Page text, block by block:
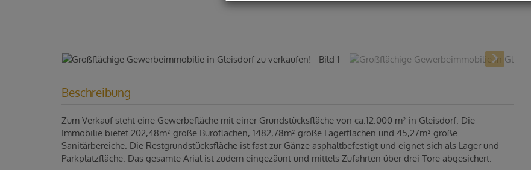
Beschreibung
Zum Verkauf steht eine Gewerbefläche mit einer Grundstücksfläche von ca.12.000 m² in Gleisdorf. Die
Immobilie bietet 202,48m² große Büroflächen, 1482,78m² große Lagerflächen und 45,27m² große
Sanitärbereiche. Die Restgrundstücksfläche ist fast zur Gänze asphaltbefestigt und eignet sich als Lager und
Parkplatzfläche. Das gesamte Arial ist zudem eingezäunt und mittels Zufahrten über drei Tore abgesichert.